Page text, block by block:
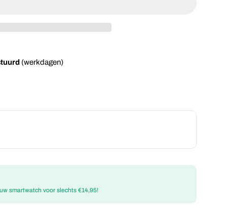
(werkdagen)
smartwatch voor slechts €14,95!